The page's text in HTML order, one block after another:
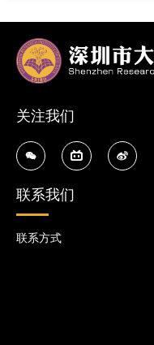
关注我们
联系我们
联系方式